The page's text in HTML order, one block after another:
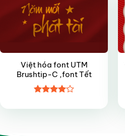
Việt hóa font UTM
Brushtip-C ,font Tết
xếp hạng